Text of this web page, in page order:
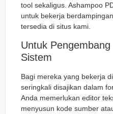
tool sekaligus. Ashampoo
untuk bekerja
tersedia di situs kami.
Untuk
Sistem
Bagi mereka yang bekerja
seringkali disajikan dalam
Anda memerlukan editor
menyusun kode sumber